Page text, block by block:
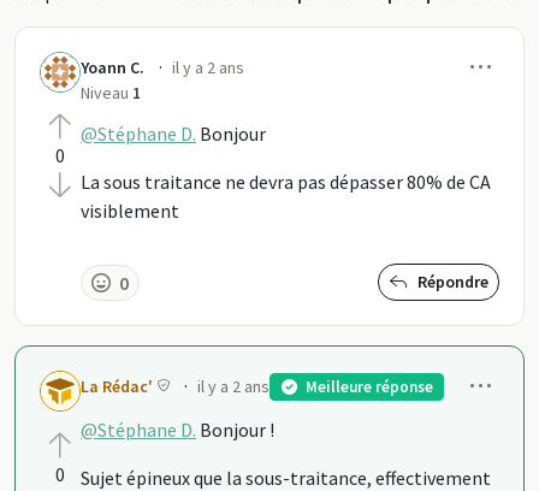
0
Yoann C. · il y a 2 ans
Niveau 1
@Stéphane D. Bonjour
La sous traitance ne devra pas dépasser 80% de CA
visiblement
0 Répondre
0
La Rédac' · il y a 2 ans Meilleure réponse
@Stéphane D. Bonjour !
Sujet épineux que la sous-traitance, effectivement